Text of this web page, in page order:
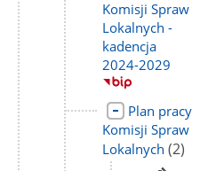
strony
Komisji Spraw
Lokalnych -
kadencja
2024-2029
Link
do
strony
Plan pracy
Komisji Spraw
Lokalnych liczba
(2)